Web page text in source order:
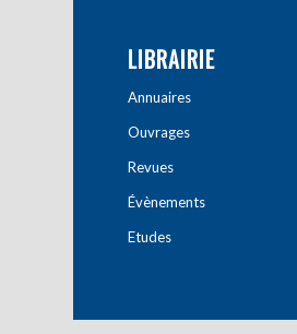
LIBRAIRIE
Annuaires
Ouvrages
Revues
Évènements
Etudes